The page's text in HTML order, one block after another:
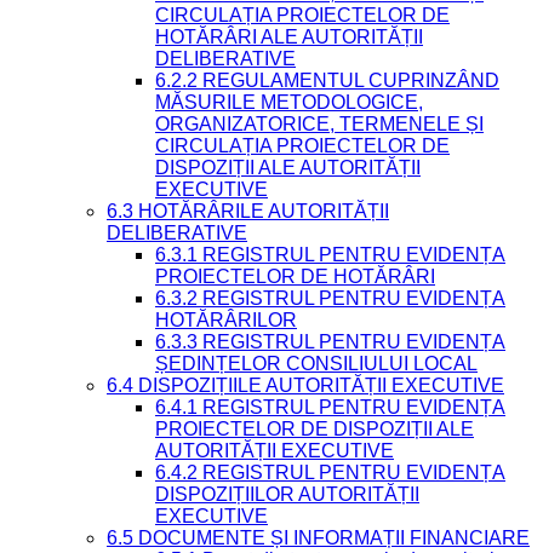
CIRCULAȚIA PROIECTELOR DE
HOTĂRÂRI ALE AUTORITĂȚII
DELIBERATIVE
6.2.2 REGULAMENTUL CUPRINZÂND
MĂSURILE METODOLOGICE,
ORGANIZATORICE, TERMENELE ȘI
CIRCULAȚIA PROIECTELOR DE
DISPOZIȚII ALE AUTORITĂȚII
EXECUTIVE
6.3 HOTĂRÂRILE AUTORITĂȚII
DELIBERATIVE
6.3.1 REGISTRUL PENTRU EVIDENȚA
PROIECTELOR DE HOTĂRÂRI
6.3.2 REGISTRUL PENTRU EVIDENȚA
HOTĂRÂRILOR
6.3.3 REGISTRUL PENTRU EVIDENȚA
ȘEDINȚELOR CONSILIULUI LOCAL
6.4 DISPOZIȚIILE AUTORITĂȚII EXECUTIVE
6.4.1 REGISTRUL PENTRU EVIDENȚA
PROIECTELOR DE DISPOZIȚII ALE
AUTORITĂȚII EXECUTIVE
6.4.2 REGISTRUL PENTRU EVIDENȚA
DISPOZIȚIILOR AUTORITĂȚII
EXECUTIVE
6.5 DOCUMENTE ȘI INFORMAȚII FINANCIARE